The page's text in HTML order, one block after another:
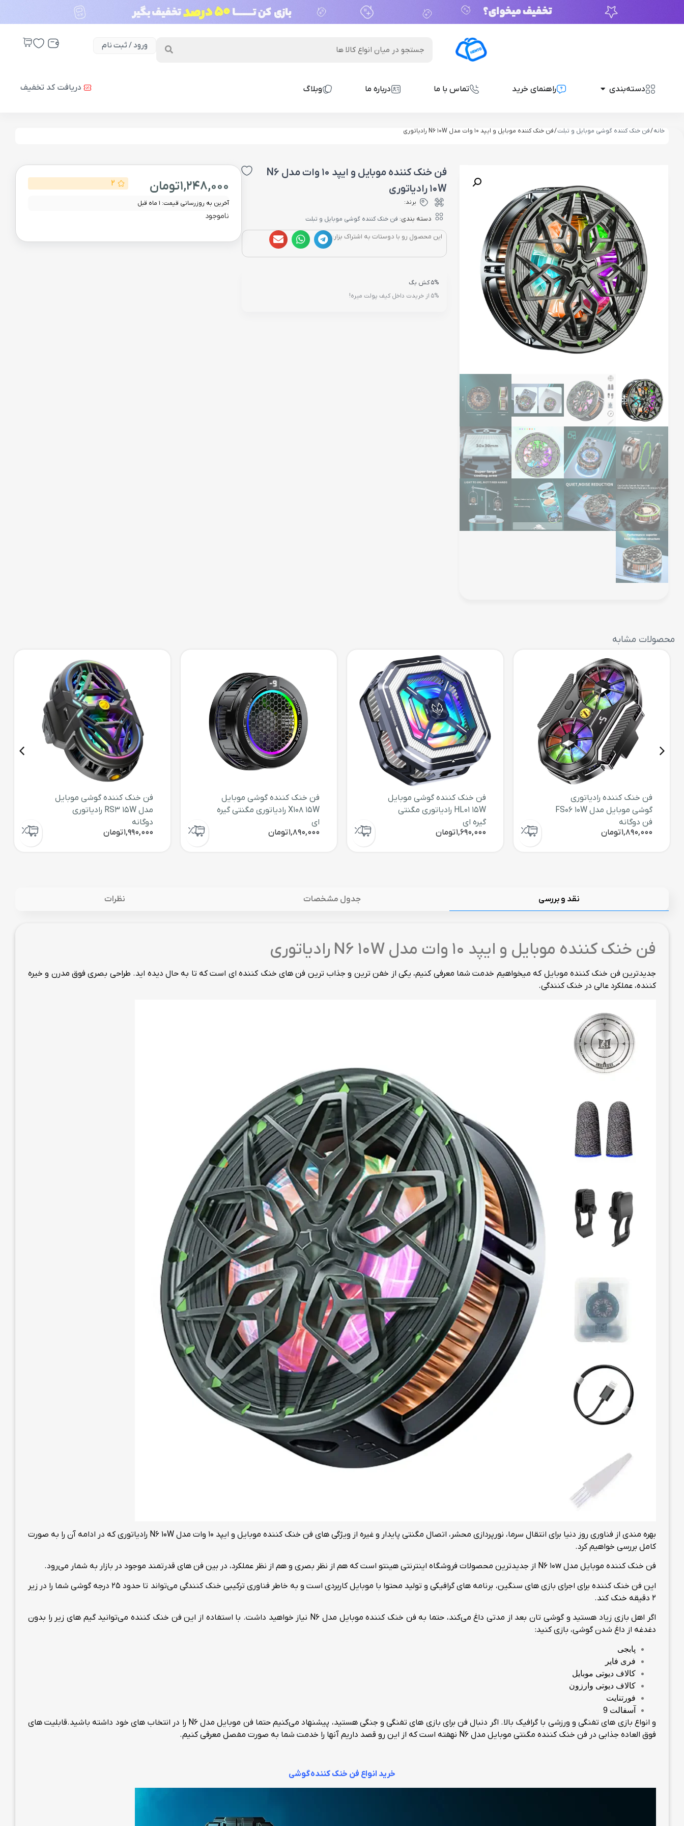
ورود / ثبت نام
دسته‌بندی راهنمای خرید تماس با ما درباره ما وبلاگ دریافت کد تخفیف
خانه/فن خنک کننده گوشی موبایل و تبلت/ فن خنک کننده موبایل و ایپد 10 وات مدل N6 10W رادیاتوری
1,248,000تومان 2
آخرین به روزرسانی قیمت: 1 ماه قبل
ناموجود
فن خنک کننده موبایل و ایپد 10 وات مدل N6
10W رادیاتوری
برند:
دسته بندی: فن خنک کننده گوشی موبایل و تبلت
این محصول رو با دوستات به اشتراک بزار:
5% کش بگ
5% از خریدت داخل کیف پولت میره!
ناموجود
محصولات مشابه
فن خنک کننده رادیاتوری
گوشی موبایل مدل FS06 10W
فن دوگانه
1,890,000تومان
فن خنک کننده گوشی موبایل
HL01 15W رادیاتوری مگنتی
گیره ای
1,690,000تومان
فن خنک کننده گوشی موبایل
X108 15W رادیاتوری مگنتی گیره
ای
1,890,000تومان
فن خنک کننده گوشی موبایل
مدل RS3 15W رادیاتوری
دوگانه
1,990,000تومان
نقد و بررسی جدول مشخصات نظرات
فن خنک کننده موبایل و ایپد 10 وات مدل N6 10W رادیاتوری
جدیدترین فن خنک کننده موبایل که میخواهیم خدمت شما معرفی کنیم، یکی از خفن ترین و جذاب ترین فن های خنک کننده ای است که تا به حال دیده اید. طراحی بصری فوق مدرن و خیره
کننده، عملکرد عالی در خنک کنندگی.
بهره مندی از فناوری روز دنیا برای انتقال سرما، نورپردازی محشر، اتصال مگنتی پایدار و غیره از ویژگی های فن خنک کننده موبایل و ایپد 10 وات مدل N6 10W رادیاتوری که در ادامه آن را به صورت
کامل بررسی خواهیم کرد.
فن خنک کننده موبایل مدل N6 10w از جدیدترین محصولات فروشگاه اینترنتی هینتو است که هم از نظر بصری و هم از نظر عملکرد، در بین فن های قدرتمند موجود در بازار به شمار می‌رود.
این فن خنک کننده برای اجرای بازی های سنگین، برنامه های گرافیکی و تولید محتوا با موبایل کاربردی است و به خاطر فناوری ترکیبی خنک کنندگی می‌تواند تا حدود 25 درجه گوشی شما را در زیر
2 دقیقه خنک کند.
اگر اهل بازی زیاد هستید و گوشی تان بعد از مدتی داغ می‌کند، حتما به فن خنک کننده موبایل مدل N6 نیاز خواهید داشت. با استفاده از این فن خنک کننده می‌توانید گیم های زیر را بدون
دغدغه از داغ شدن گوشی، بازی کنید:
پابجی
فری فایر
کالاف دیوتی موبایل
کالاف دیوتی وارزون
فورتنایت
آسفالت 9
و انواع بازی های تفنگی و ورزشی با گرافیک بالا. اگر دنبال فن برای بازی های تفنگی و جنگی هستید، پیشنهاد می‌کنیم حتما فن موبایل مدل N6 را در انتخاب های خود داشته باشید.قابلیت های
فوق العاده جذابی در فن خنک کننده مگنتی موبایل مدل N6 نهفته است که از این رو قصد داریم آنها را خدمت شما به صورت مفصل معرفی کنیم.
خرید انواع فن خنک کننده گوشی